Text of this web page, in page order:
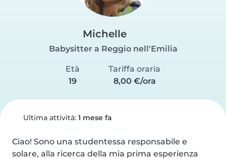
Michelle
Babysitter a Reggio nell'Emilia
Età
19
Tariffa oraria
8,00 €/ora
Ultima attività: 1 mese fa
Ciao! Sono una studentessa responsabile e
solare, alla ricerca della mia prima esperienza